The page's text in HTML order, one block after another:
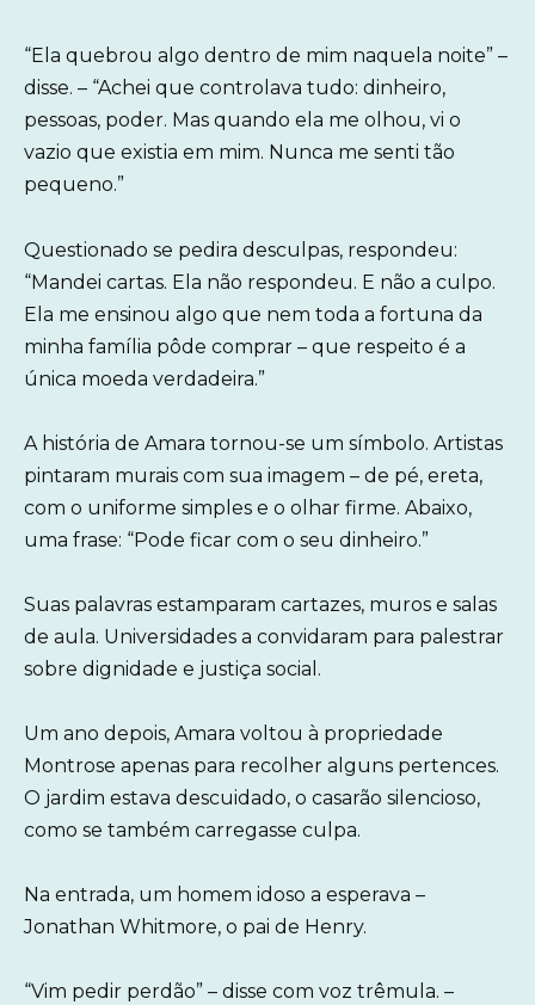
“Ela quebrou algo dentro de mim naquela noite” –
disse. – “Achei que controlava tudo: dinheiro,
pessoas, poder. Mas quando ela me olhou, vi o
vazio que existia em mim. Nunca me senti tão
pequeno.”
Questionado se pedira desculpas, respondeu:
“Mandei cartas. Ela não respondeu. E não a culpo.
Ela me ensinou algo que nem toda a fortuna da
minha família pôde comprar – que respeito é a
única moeda verdadeira.”
A história de Amara tornou-se um símbolo. Artistas
pintaram murais com sua imagem – de pé, ereta,
com o uniforme simples e o olhar firme. Abaixo,
uma frase: “Pode ficar com o seu dinheiro.”
Suas palavras estamparam cartazes, muros e salas
de aula. Universidades a convidaram para palestrar
sobre dignidade e justiça social.
Um ano depois, Amara voltou à propriedade
Montrose apenas para recolher alguns pertences.
O jardim estava descuidado, o casarão silencioso,
como se também carregasse culpa.
Na entrada, um homem idoso a esperava –
Jonathan Whitmore, o pai de Henry.
“Vim pedir perdão” – disse com voz trêmula. –